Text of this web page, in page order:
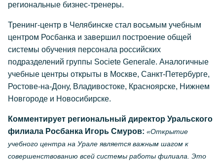
региональные бизнес-тренеры.
Тренинг-центр в Челябинске стал восьмым учебным
центром Росбанка и завершил построение общей
системы обучения персонала российских
подразделений группы Societe Generale. Аналогичные
учебные центры открыты в Москве, Санкт-Петербурге,
Ростове-на-Дону, Владивостоке, Красноярске, Нижнем
Новгороде и Новосибирске.
Комментирует региональный директор Уральского
филиала Росбанка Игорь Смуров: «Открытие
учебного центра на Урале является важным шагом к
совершенствованию всей системы работы филиала. Это